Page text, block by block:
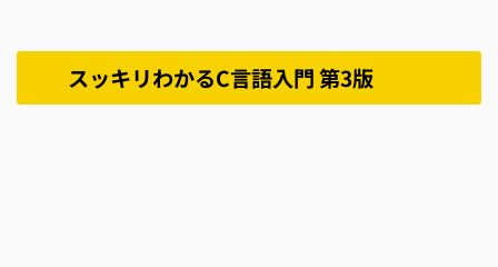
スッキリわかるC言語入門 第3版